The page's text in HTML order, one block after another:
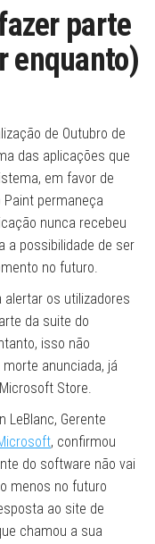
parte
enquanto)
de Outubro de
das aplicações que
em favor de
permaneça
nunca recebeu
a possibilidade de ser
no futuro.
alertar os utilizadores
da suite do
isso não
anunciada, já
Store.
LeBlanc, Gerente
, confirmou
do software não vai
menos no futuro
ao site de
chamou a sua